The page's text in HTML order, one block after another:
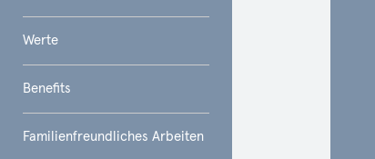
Werte
Benefits
Familienfreundliches Arbeiten